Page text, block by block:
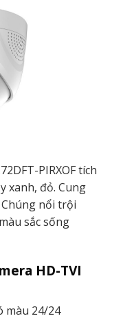
PIRXOF tích
xanh, đỏ. Cung
nổi trội
sắc sống
HD-TVI
màu 24/24